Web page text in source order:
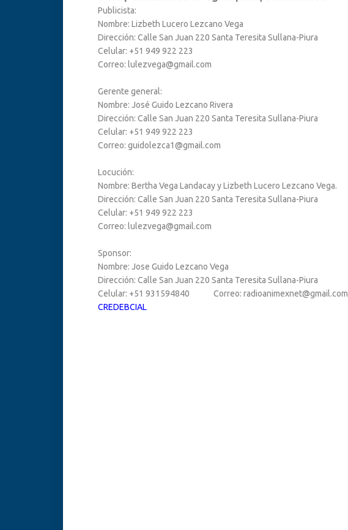
Publicista:
Nombre: Lizbeth Lucero Lezcano Vega
Dirección: Calle San Juan 220 Santa Teresita Sullana-Piura
Celular: +51 949 922 223
Correo: lulezvega@gmail.com
Gerente general:
Nombre: José Guido Lezcano Rivera
Dirección: Calle San Juan 220 Santa Teresita Sullana-Piura
Celular: +51 949 922 223
Correo: guidolezca1@gmail.com
Locución:
Nombre: Bertha Vega Landacay y Lizbeth Lucero Lezcano Vega.
Dirección: Calle San Juan 220 Santa Teresita Sullana-Piura
Celular: +51 949 922 223
Correo: lulezvega@gmail.com
Sponsor:
Nombre: Jose Guido Lezcano Vega
Dirección: Calle San Juan 220 Santa Teresita Sullana-Piura
Celular: +51 931594840 Correo: radioanimexnet@gmail.com
CREDEBCIAL